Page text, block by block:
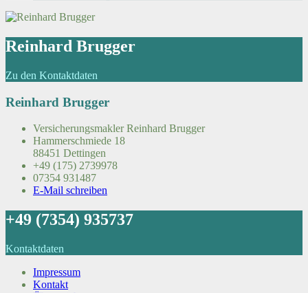
Reinhard Brugger
Zu den Kontaktdaten
Reinhard Brugger
Versicherungsmakler Reinhard Brugger
Hammerschmiede 18
88451 Dettingen
+49 (175) 2739978
07354 931487
E-Mail schreiben
+49 (7354) 935737
Kontaktdaten
Impressum
Kontakt